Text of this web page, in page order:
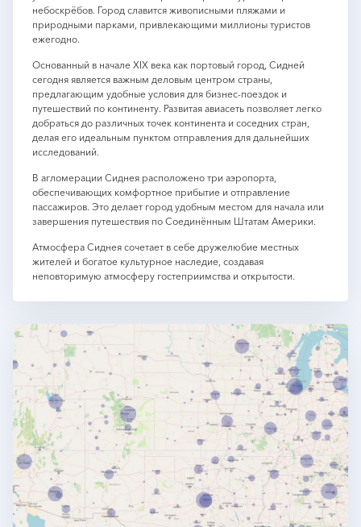
небоскрёбов. Город славится живописными пляжами и
природными парками, привлекающими миллионы туристов
ежегодно.
Основанный в начале XIX века как портовый город, Сидней
сегодня является важным деловым центром страны,
предлагающим удобные условия для бизнес-поездок и
путешествий по континенту. Развитая авиасеть позволяет легко
добраться до различных точек континента и соседних стран,
делая его идеальным пунктом отправления для дальнейших
исследований.
В агломерации Сиднея расположено три аэропорта,
обеспечивающих комфортное прибытие и отправление
пассажиров. Это делает город удобным местом для начала или
завершения путешествия по Соединённым Штатам Америки.
Атмосфера Сиднея сочетает в себе дружелюбие местных
жителей и богатое культурное наследие, создавая
неповторимую атмосферу гостеприимства и открытости.